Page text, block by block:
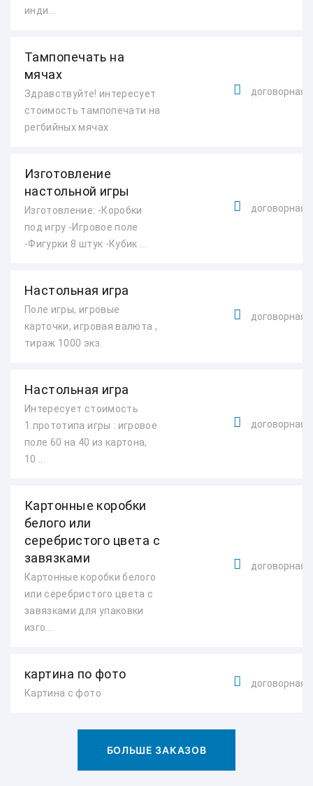
инди...
Тампопечать на
мячах
Здравствуйте! интересует
стоимость тампопечати на
регбийных мячах
договорная
Изготовление
настольной игры
Изготовление: -Коробки
под игру -Игровое поле
-Фигурки 8 штук -Кубик ...
договорная
Настольная игра
Поле игры, игровые
карточки, игровая валюта ,
тираж 1000 экз.
договорная
Настольная игра
Интересует стоимость
1.прототипа игры : игровое
поле 60 на 40 из картона,
10 ...
договорная
Картонные коробки
белого или
серебристого цвета с
завязками
Картонные коробки белого
или серебристого цвета с
завязками для упаковки
изго...
договорная
картина по фото
Картина с фото
договорная
БОЛЬШЕ ЗАКАЗОВ